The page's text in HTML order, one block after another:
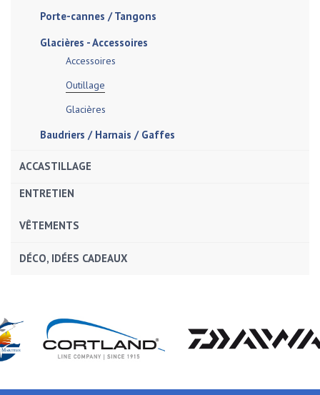
Porte-cannes / Tangons
Glacières - Accessoires
Accessoires
Outillage
Glacières
Baudriers / Harnais / Gaffes
ACCASTILLAGE
ENTRETIEN
VÊTEMENTS
DÉCO, IDÉES CADEAUX